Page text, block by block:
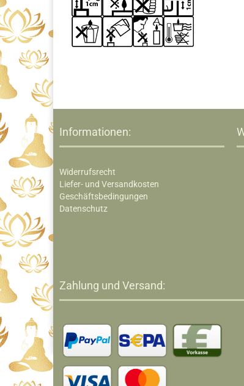
Informationen:
Widerrufsrecht
Liefer- und Versandkosten
Geschäftsbedingungen
Datenschutz
Zahlung und Versand: